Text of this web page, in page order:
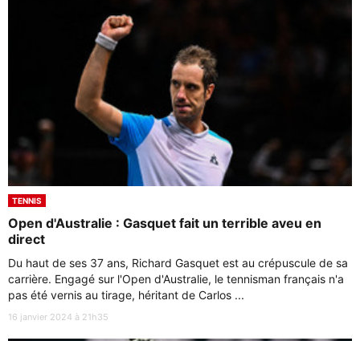
TENNIS
Open d'Australie : Gasquet fait un terrible aveu en
direct
Du haut de ses 37 ans, Richard Gasquet est au crépuscule de sa
carrière. Engagé sur l'Open d'Australie, le tennisman français n'a
pas été vernis au tirage, héritant de Carlos ...
16 janvier 2024 à 21h35